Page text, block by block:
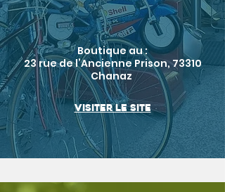
Boutique au :
23 rue de l’Ancienne Prison, 73310
Chanaz
Visiter le site